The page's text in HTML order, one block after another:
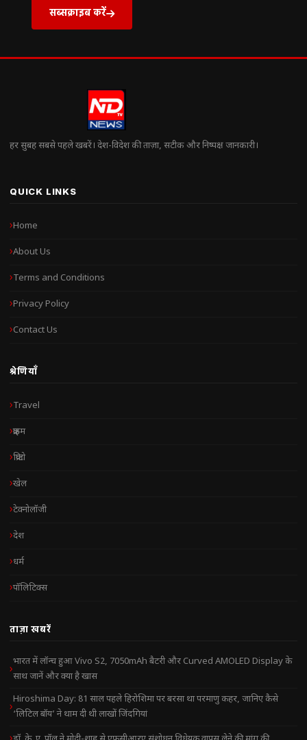
सब्सक्राइब करें
हर सुबह सबसे पहले खबरें। देश-विदेश की ताज़ा, सटीक और निष्पक्ष जानकारी।
QUICK LINKS
Home
About Us
Terms and Conditions
Privacy Policy
Contact Us
श्रेणियाँ
Travel
क्राइम
क्रिप्टो
खेल
टेक्नोलॉजी
देश
धर्म
पॉलिटिक्स
ताज़ा खबरें
भारत में लॉन्च हुआ Vivo S2, 7050mAh बैटरी और Curved AMOLED Display के
साथ जानें और क्या है खास
Hiroshima Day: 81 साल पहले हिरोशिमा पर बरसा था परमाणु कहर, जानिए कैसे
‘लिटिल बॉय’ ने थाम दी थी लाखों जिंदगियां